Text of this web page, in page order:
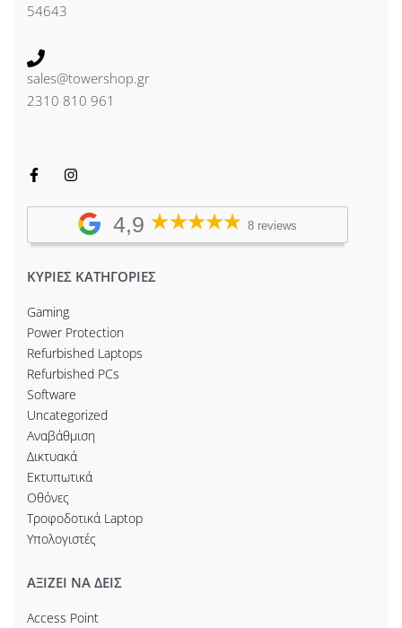
54643
sales@towershop.gr
2310 810 961
4,9 8 reviews
ΚΥΡΙΕΣ ΚΑΤΗΓΟΡΙΕΣ
Gaming
Power Protection
Refurbished Laptops
Refurbished PCs
Software
Uncategorized
Αναβάθμιση
Δικτυακά
Εκτυπωτικά
Οθόνες
Τροφοδοτικά Laptop
Υπολογιστές
ΑΞΙΖΕΙ ΝΑ ΔΕΙΣ
Access Point